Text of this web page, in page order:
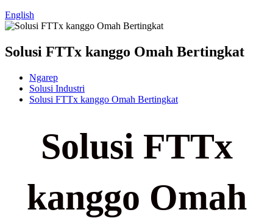
English
Solusi FTTx kanggo Omah Bertingkat
Ngarep
Solusi Industri
Solusi FTTx kanggo Omah Bertingkat
Solusi FTTx
kanggo Omah